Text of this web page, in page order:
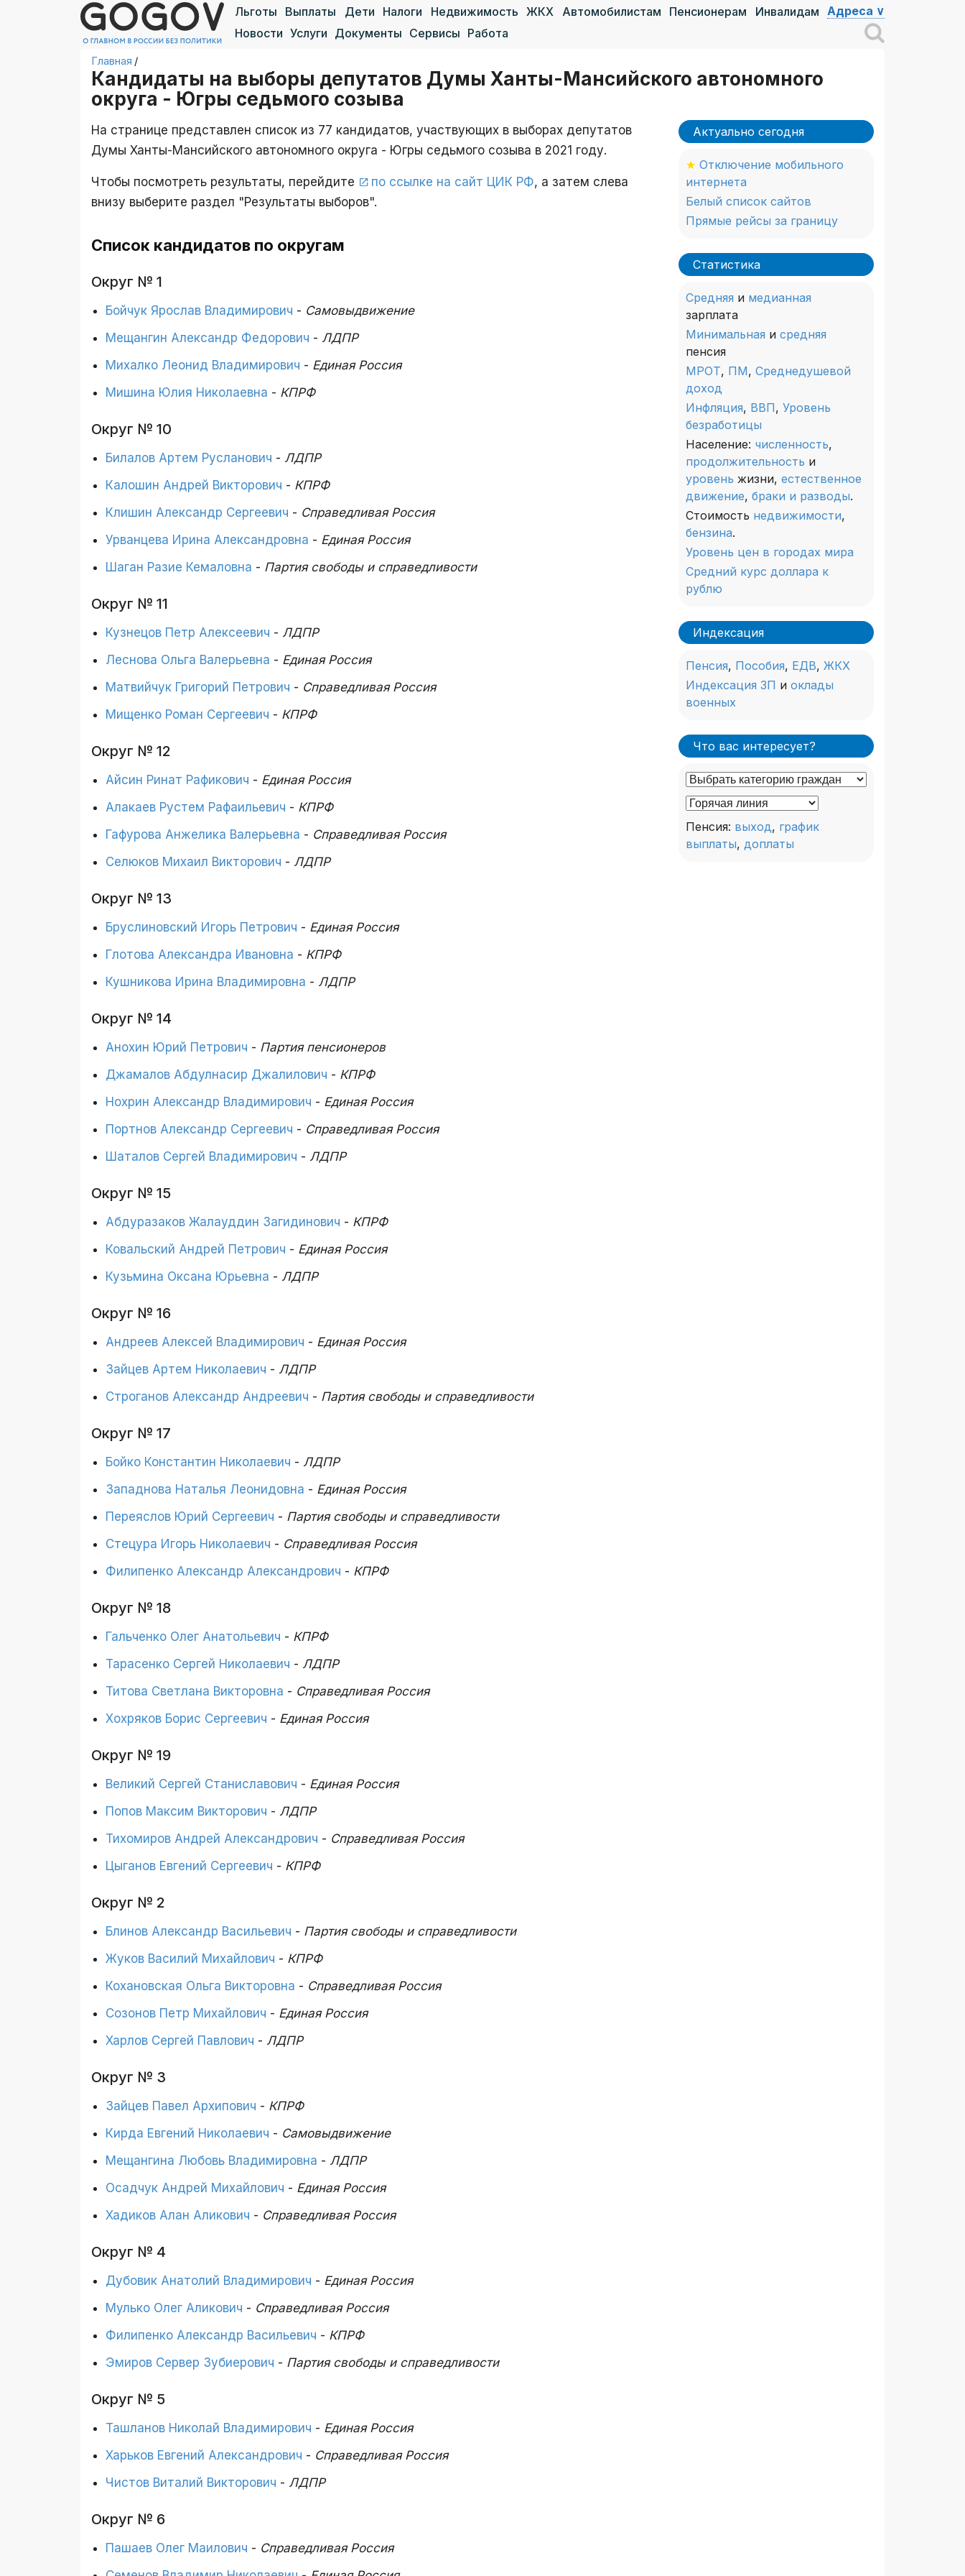
Льготы Выплаты Дети Налоги Недвижимость ЖКХ Автомобилистам Пенсионерам Инвалидам Адреса ∨
Новости Услуги Документы Сервисы Работа
Главная /
Кандидаты на выборы депутатов Думы Ханты-Мансийского автономного
округа - Югры седьмого созыва
На странице представлен список из 77 кандидатов, участвующих в выборах депутатов
Думы Ханты-Мансийского автономного округа - Югры седьмого созыва в 2021 году.
Чтобы посмотреть результаты, перейдите по ссылке на сайт ЦИК РФ, а затем слева
внизу выберите раздел "Результаты выборов".
Список кандидатов по округам
Округ № 1
Бойчук Ярослав Владимирович - Самовыдвижение
Мещангин Александр Федорович - ЛДПР
Михалко Леонид Владимирович - Единая Россия
Мишина Юлия Николаевна - КПРФ
Округ № 10
Билалов Артем Русланович - ЛДПР
Калошин Андрей Викторович - КПРФ
Клишин Александр Сергеевич - Справедливая Россия
Урванцева Ирина Александровна - Единая Россия
Шаган Разие Кемаловна - Партия свободы и справедливости
Округ № 11
Кузнецов Петр Алексеевич - ЛДПР
Леснова Ольга Валерьевна - Единая Россия
Матвийчук Григорий Петрович - Справедливая Россия
Мищенко Роман Сергеевич - КПРФ
Округ № 12
Айсин Ринат Рафикович - Единая Россия
Алакаев Рустем Рафаильевич - КПРФ
Гафурова Анжелика Валерьевна - Справедливая Россия
Селюков Михаил Викторович - ЛДПР
Округ № 13
Бруслиновский Игорь Петрович - Единая Россия
Глотова Александра Ивановна - КПРФ
Кушникова Ирина Владимировна - ЛДПР
Округ № 14
Анохин Юрий Петрович - Партия пенсионеров
Джамалов Абдулнасир Джалилович - КПРФ
Нохрин Александр Владимирович - Единая Россия
Портнов Александр Сергеевич - Справедливая Россия
Шаталов Сергей Владимирович - ЛДПР
Округ № 15
Абдуразаков Жалауддин Загидинович - КПРФ
Ковальский Андрей Петрович - Единая Россия
Кузьмина Оксана Юрьевна - ЛДПР
Округ № 16
Андреев Алексей Владимирович - Единая Россия
Зайцев Артем Николаевич - ЛДПР
Строганов Александр Андреевич - Партия свободы и справедливости
Округ № 17
Бойко Константин Николаевич - ЛДПР
Западнова Наталья Леонидовна - Единая Россия
Переяслов Юрий Сергеевич - Партия свободы и справедливости
Стецура Игорь Николаевич - Справедливая Россия
Филипенко Александр Александрович - КПРФ
Округ № 18
Гальченко Олег Анатольевич - КПРФ
Тарасенко Сергей Николаевич - ЛДПР
Титова Светлана Викторовна - Справедливая Россия
Хохряков Борис Сергеевич - Единая Россия
Округ № 19
Великий Сергей Станиславович - Единая Россия
Попов Максим Викторович - ЛДПР
Тихомиров Андрей Александрович - Справедливая Россия
Цыганов Евгений Сергеевич - КПРФ
Округ № 2
Блинов Александр Васильевич - Партия свободы и справедливости
Жуков Василий Михайлович - КПРФ
Кохановская Ольга Викторовна - Справедливая Россия
Созонов Петр Михайлович - Единая Россия
Харлов Сергей Павлович - ЛДПР
Округ № 3
Зайцев Павел Архипович - КПРФ
Кирда Евгений Николаевич - Самовыдвижение
Мещангина Любовь Владимировна - ЛДПР
Осадчук Андрей Михайлович - Единая Россия
Хадиков Алан Аликович - Справедливая Россия
Округ № 4
Дубовик Анатолий Владимирович - Единая Россия
Мулько Олег Аликович - Справедливая Россия
Филипенко Александр Васильевич - КПРФ
Эмиров Сервер Зубиерович - Партия свободы и справедливости
Округ № 5
Ташланов Николай Владимирович - Единая Россия
Харьков Евгений Александрович - Справедливая Россия
Чистов Виталий Викторович - ЛДПР
Округ № 6
Пашаев Олег Маилович - Справедливая Россия
Актуально сегодня
★ Отключение мобильного
интернета
Белый список сайтов
Прямые рейсы за границу
Статистика
Средняя и медианная
зарплата
Минимальная и средняя
пенсия
МРОТ, ПМ, Среднедушевой
доход
Инфляция, ВВП, Уровень
безработицы
Население: численность,
продолжительность и
уровень жизни, естественное
движение, браки и разводы.
Стоимость недвижимости,
бензина.
Уровень цен в городах мира
Средний курс доллара к
рублю
Индексация
Пенсия, Пособия, ЕДВ, ЖКХ
Индексация ЗП и оклады
военных
Что вас интересует?
Пенсия: выход, график
выплаты, доплаты